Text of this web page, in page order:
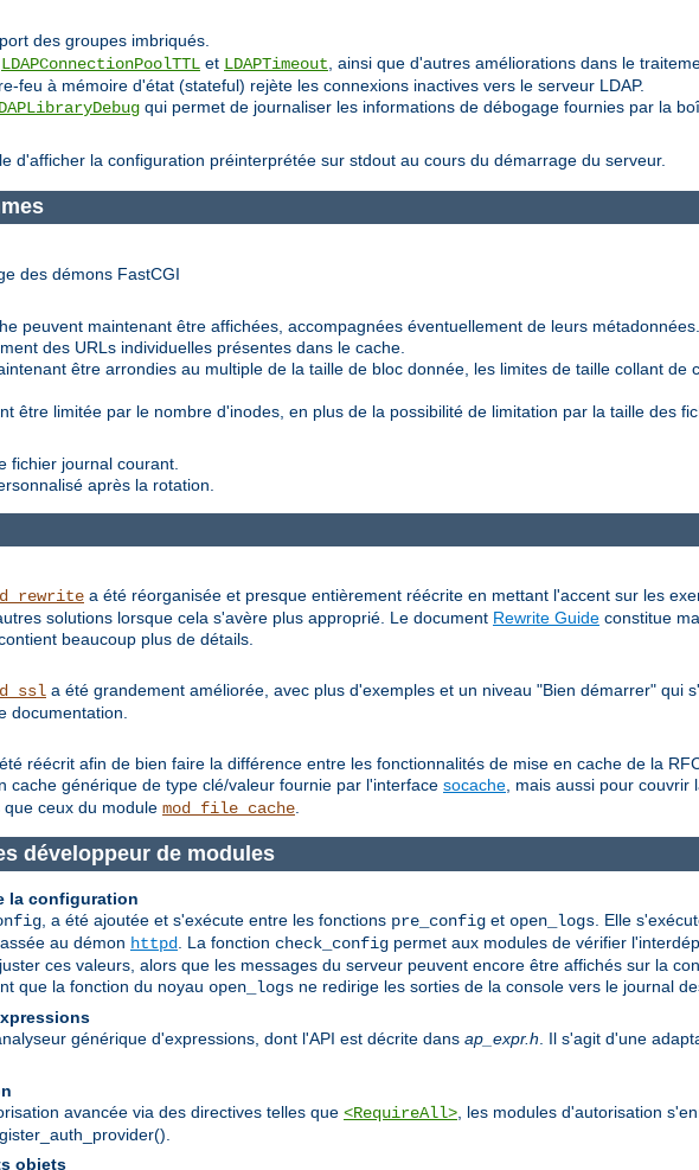
des groupes imbriqués.
LDAPConnectionPoolTTL et LDAPTimeout, ainsi que d'autres améliorations dans le
feu à mémoire d'état (stateful) rejète les connexions inactives vers le serveur LDAP.
qui permet de journaliser les informations de débogage fournies par la
d'afficher la configuration préinterprétée sur stdout au cours du démarrage du serveur.
des démons FastCGI
peuvent maintenant être affichées, accompagnées éventuellement de leurs métadonnées.
des URLs individuelles présentes dans le cache.
être arrondies au multiple de la taille de bloc donnée, les limites de taille collant de
être limitée par le nombre d'inodes, en plus de la possibilité de limitation par la taille des
fichier journal courant.
après la rotation.
a été réorganisée et presque entièrement réécrite en mettant l'accent sur les
solutions lorsque cela s'avère plus approprié. Le document Rewrite Guide constitue
beaucoup plus de détails.
a été grandement améliorée, avec plus d'exemples et un niveau "Bien démarrer" qui
documentation.
réécrit afin de bien faire la différence entre les fonctionnalités de mise en cache de la
cache générique de type clé/valeur fournie par l'interface socache, mais aussi pour couvrir
ceux du module mod_file_cache.
développeur de modules
la configuration
, a été ajoutée et s'exécute entre les fonctions pre_config et open_logs . Elle
au démon httpd . La fonction check_config permet aux modules de vérifier
ces valeurs, alors que les messages du serveur peuvent encore être affichés sur la
que la fonction du noyau open_logs ne redirige les sorties de la console vers le journal
générique d'expressions, dont l'API est décrite dans ap_expr.h . Il s'agit d'une
avancée via des directives telles que <RequireAll> , les modules d'autorisation
objets